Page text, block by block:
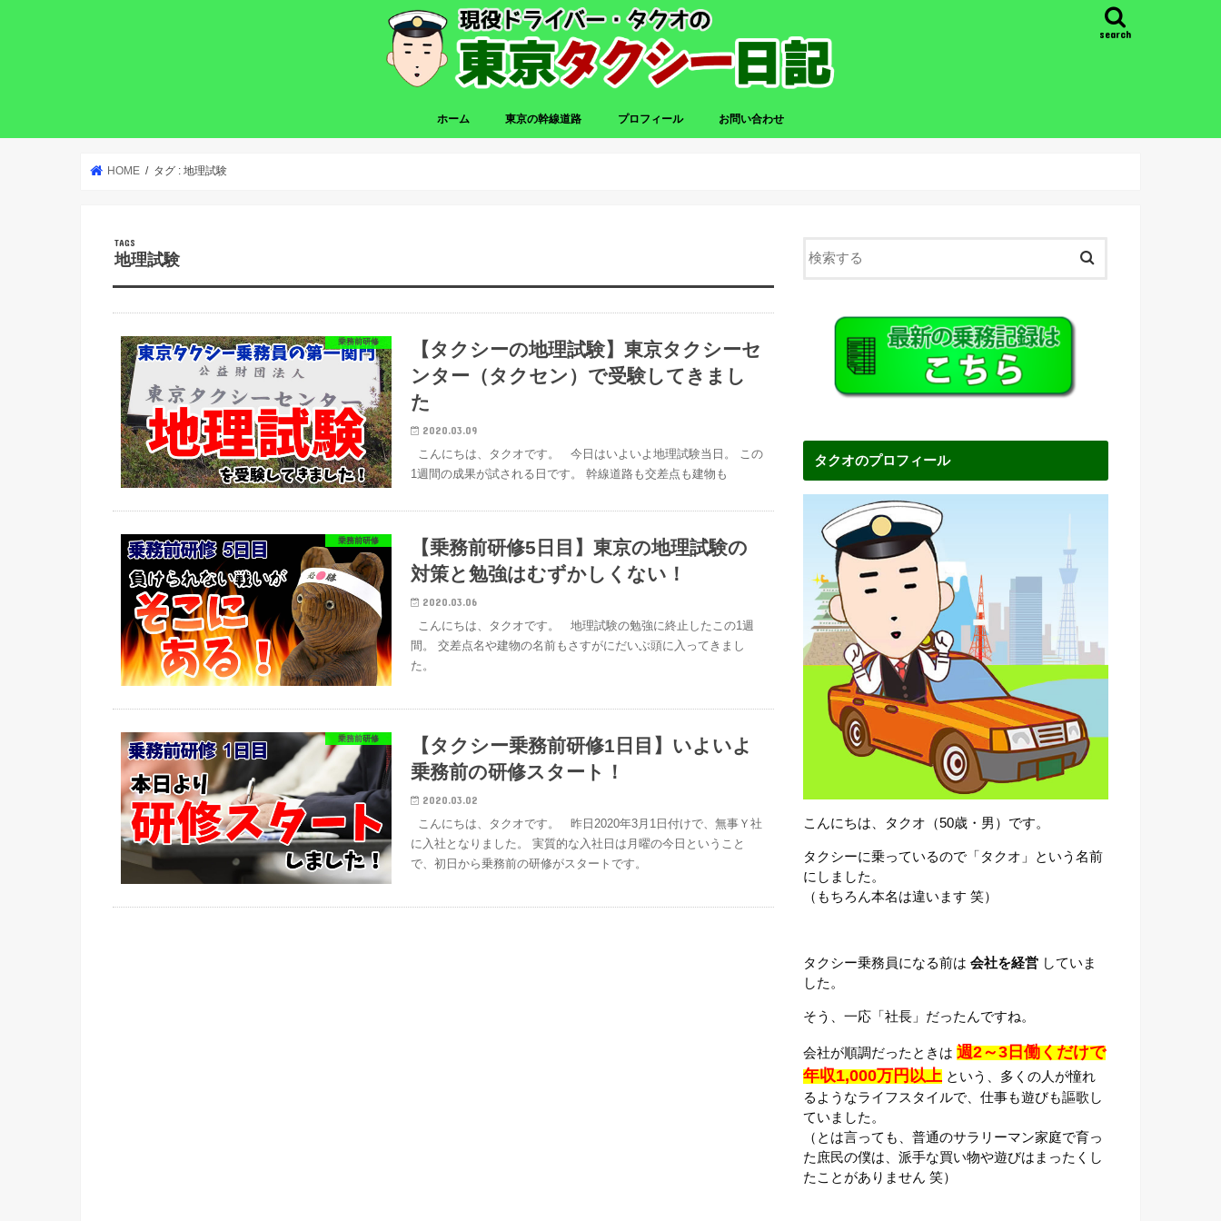
search
ホーム 東京の幹線道路 プロフィール お問い合わせ
HOME タグ : 地理試験
地理試験
乗務前研修
【タクシーの地理試験】東京タクシーセ
ンター（タクセン）で受験してきまし
た
2020.03.09
こんにちは、タクオです。 今日はいよいよ地理試験当日。 この
1週間の成果が試される日です。 幹線道路も交差点も建物も
乗務前研修
【乗務前研修5日目】東京の地理試験の
対策と勉強はむずかしくない！
2020.03.06
こんにちは、タクオです。 地理試験の勉強に終止したこの1週
間。 交差点名や建物の名前もさすがにだいぶ頭に入ってきまし
た。
乗務前研修
【タクシー乗務前研修1日目】いよいよ
乗務前の研修スタート！
2020.03.02
こんにちは、タクオです。 昨日2020年3月1日付けで、無事Ｙ社
に入社となりました。 実質的な入社日は月曜の今日ということ
で、初日から乗務前の研修がスタートです。
タクオのプロフィール
こんにちは、タクオ（50歳・男）です。
タクシーに乗っているので「タクオ」という名前
にしました。
（もちろん本名は違います 笑）
タクシー乗務員になる前は 会社を経営 していま
した。
そう、一応「社長」だったんですね。
会社が順調だったときは 週2～3日働くだけで
年収1,000万円以上 という、多くの人が憧れ
るようなライフスタイルで、仕事も遊びも謳歌し
ていました。
（とは言っても、普通のサラリーマン家庭で育っ
た庶民の僕は、派手な買い物や遊びはまったくし
たことがありません 笑）